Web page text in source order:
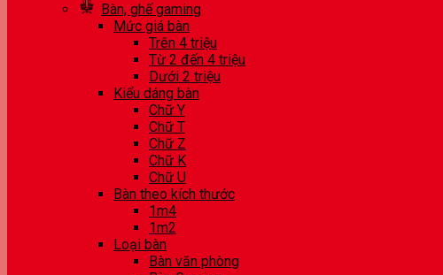
Bàn, ghế gaming
Mức giá bàn
Trên 4 triệu
Từ 2 đến 4 triệu
Dưới 2 triệu
Kiểu dáng bàn
Chữ Y
Chữ T
Chữ Z
Chữ K
Chữ U
Bàn theo kích thước
1m4
1m2
Loại bàn
Bàn văn phòng